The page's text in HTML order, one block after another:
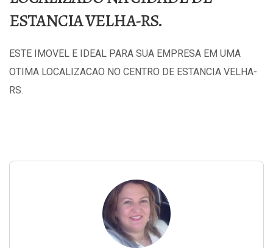
ESTANCIA VELHA-RS.
ESTE IMOVEL E IDEAL PARA SUA EMPRESA EM UMA
OTIMA LOCALIZACAO NO CENTRO DE ESTANCIA VELHA-
RS.